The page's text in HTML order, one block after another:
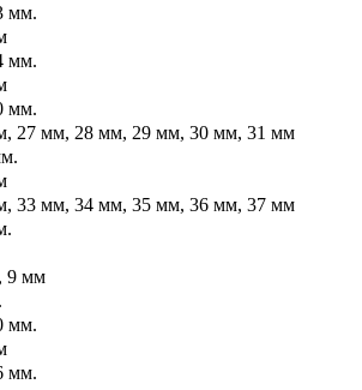
мм.
мм.
мм.
27 мм, 28 мм, 29 мм, 30 мм, 31 мм
33 мм, 34 мм, 35 мм, 36 мм, 37 мм
9 мм
мм.
мм.